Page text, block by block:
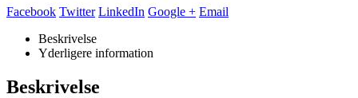
Facebook Twitter LinkedIn Google + Email
Beskrivelse
Yderligere information
Beskrivelse